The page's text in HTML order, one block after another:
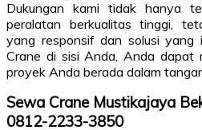
Dukungan kami tidak hanya
peralatan berkualitas tinggi,
yang responsif dan solusi yang
Crane di sisi Anda, Anda dapat
proyek Anda berada dalam
Sewa Crane Mustikajaya
0812-2233-3850